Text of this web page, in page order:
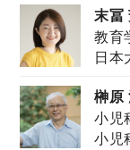
末冨
教育
日本
榊原
小児
小児